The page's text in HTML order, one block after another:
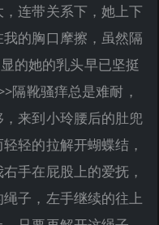
连带关系下，她上下
的胸口摩擦，虽然隔
的她的乳头早已坚挺
隔靴骚痒总是难耐，
来到小玲腰后的肚兜
轻的拉解开蝴蝶结，
手在屁股上的爱抚，
子，左手继续的往上